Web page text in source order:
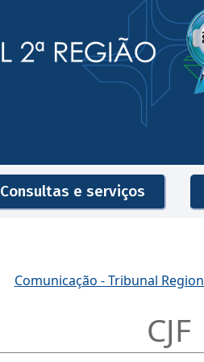
Justiça
Consultas e serviços
Comunicação - Tribunal
CJF